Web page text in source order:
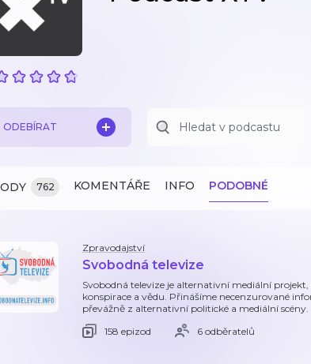
ODEBÍRAT
762 KOMENTÁŘE INFO PODOBNÉ
Zpravodajství
Svobodná televize
Svobodná televize je alternativní mediální
konspirace a vědu. Přinášíme necenzurované
převážně z alternativní politické a mediální scény.
158 epizod
6 odběratelů